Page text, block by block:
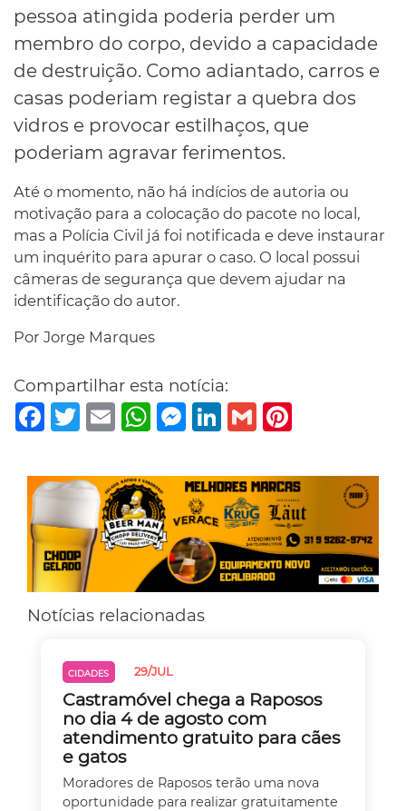
pessoa atingida poderia perder um
membro do corpo, devido a capacidade
de destruição. Como adiantado, carros e
casas poderiam registar a quebra dos
vidros e provocar estilhaços, que
poderiam agravar ferimentos.
Até o momento, não há indícios de autoria ou
motivação para a colocação do pacote no local,
mas a Polícia Civil já foi notificada e deve instaurar
um inquérito para apurar o caso. O local possui
câmeras de segurança que devem ajudar na
identificação do autor.
Por Jorge Marques
Compartilhar esta notícia:
Facebook
TwitterEmail WhatsAppMessenger
LinkedIn
Gmail
Notícias relacionadas
CIDADES 29/JUL
Castramóvel chega a Raposos
no dia 4 de agosto com
atendimento gratuito para cães
e gatos
Moradores de Raposos terão uma nova
oportunidade para realizar gratuitamente